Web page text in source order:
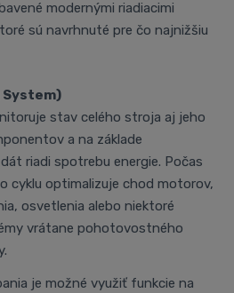
modernými riadiacimi
sú navrhnuté pre čo najnižšiu
System)
stav celého stroja aj jeho
a na základe
riadi spotrebu energie. Počas
cyklu optimalizuje chod motorov,
osvetlenia alebo niektoré
vrátane pohotovostného
je možné využiť funkcie na